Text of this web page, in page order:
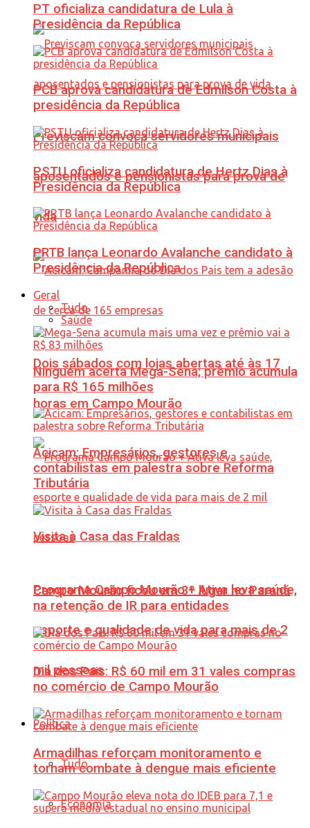
Previscam convoca servidores municipais
aposentados e pensionistas para prova de
vida
Dois sábados com lojas abertas até às 17
horas em Campo Mourão
Programa Campo Mourão + Ativa leva saúde,
esporte e qualidade de vida para mais de 2
mil pessoas
Política
Tudo
Economia
PT oficializa candidatura de Lula à
Presidência da República
PCB aprova candidatura de Edmilson Costa à
presidência da República
PSTU oficializa candidatura de Hertz Dias à
Presidência da República
PRTB lança Leonardo Avalanche candidato à
Presidência da República
Geral
Tudo
Saúde
Ninguém acerta Mega-Sena; prêmio acumula
para R$ 165 milhões
Acicam: Empresários, gestores e
contabilistas em palestra sobre Reforma
Tributária
Visita à Casa das Fraldas
Campo Mourão ficou em 3º lugar no Paraná
na retenção de IR para entidades
Dia dos Pais: R$ 60 mil em 31 vales compras
no comércio de Campo Mourão
Armadilhas reforçam monitoramento e
tornam combate à dengue mais eficiente